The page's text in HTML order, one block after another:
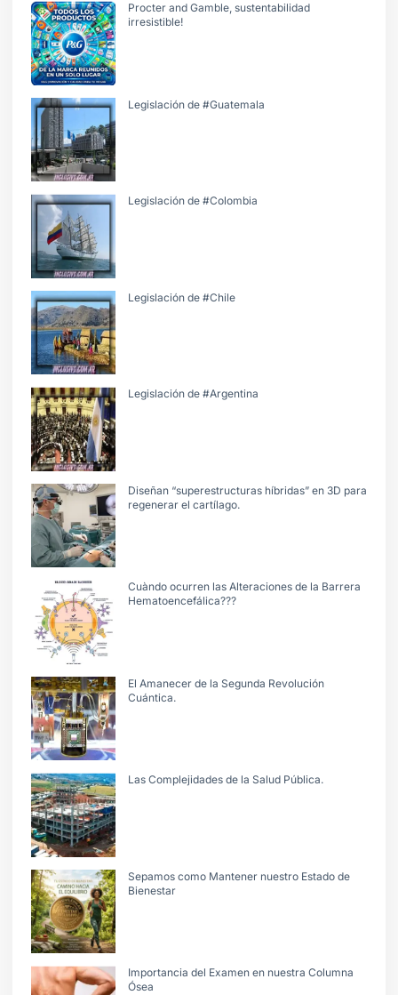
Procter and Gamble, sustentabilidad
irresistible!
Legislación de #Guatemala
Legislación de #Colombia
Legislación de #Chile
Legislación de #Argentina
Diseñan “superestructuras híbridas” en 3D para
regenerar el cartílago.
Cuàndo ocurren las Alteraciones de la Barrera
Hematoencefálica???
El Amanecer de la Segunda Revolución
Cuántica.
Las Complejidades de la Salud Pública.
Sepamos como Mantener nuestro Estado de
Bienestar
Importancia del Examen en nuestra Columna
Ósea